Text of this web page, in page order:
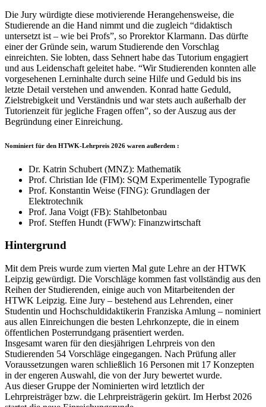
Die Jury würdigte diese motivierende Herangehensweise, die
Studierende an die Hand nimmt und die zugleich “didaktisch
untersetzt ist – wie bei Profs”, so Prorektor Klarmann. Das dürfte
einer der Gründe sein, warum Studierende den Vorschlag
einreichten. Sie lobten, dass Sehnert habe das Tutorium engagiert
und aus Leidenschaft geleitet habe. “Wir Studierenden konnten alle
vorgesehenen Lerninhalte durch seine Hilfe und Geduld bis ins
letzte Detail verstehen und anwenden. Konrad hatte Geduld,
Zielstrebigkeit und Verständnis und war stets auch außerhalb der
Tutorienzeit für jegliche Fragen offen”, so der Auszug aus der
Begründung einer Einreichung.
Nominiert für den HTWK-Lehrpreis 2026 waren außerdem :
Dr. Katrin Schubert (MNZ): Mathematik
Prof. Christian Ide (FIM): SQM Experimentelle Typografie
Prof. Konstantin Weise (FING): Grundlagen der
Elektrotechnik
Prof. Jana Voigt (FB): Stahlbetonbau
Prof. Steffen Hundt (FWW): Finanzwirtschaft
Hintergrund
Mit dem Preis wurde zum vierten Mal gute Lehre an der HTWK
Leipzig gewürdigt. Die Vorschläge kommen fast vollständig aus den
Reihen der Studierenden, einige auch von Mitarbeitenden der
HTWK Leipzig. Eine Jury – bestehend aus Lehrenden, einer
Studentin und Hochschuldidaktikerin Franziska Amlung – nominiert
aus allen Einreichungen die besten Lehrkonzepte, die in einem
öffentlichen Posterrundgang präsentiert werden.
Insgesamt waren für den diesjährigen Lehrpreis von den
Studierenden 54 Vorschläge eingegangen. Nach Prüfung aller
Voraussetzungen waren schließlich 16 Personen mit 17 Konzepten
in der engeren Auswahl, die von der Jury bewertet wurde.
Aus dieser Gruppe der Nominierten wird letztlich der
Lehrpreisträger bzw. die Lehrpreisträgerin gekürt. Im Herbst 2026